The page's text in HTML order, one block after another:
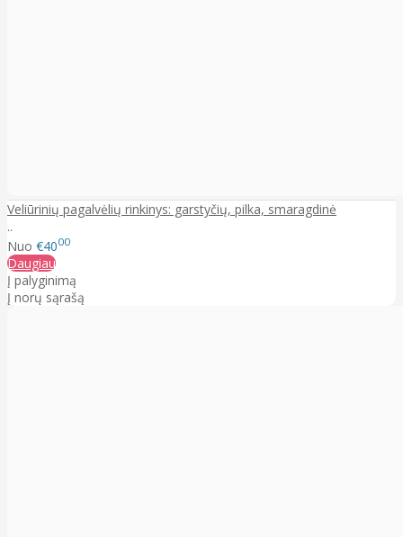
Veliūrinių pagalvėlių rinkinys: garstyčių, pilka, smaragdinė
..
Nuo €4000
Daugiau
Į palyginimą
Į norų sąrašą